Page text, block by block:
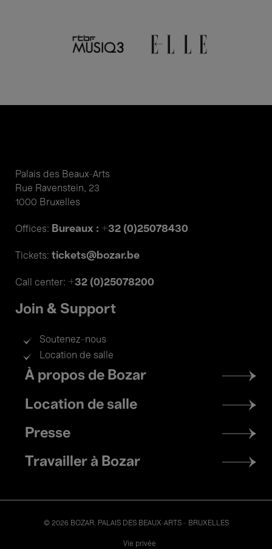
Palais des Beaux-Arts
Rue Ravenstein, 23
1000 Bruxelles
Offices: Bureaux : +32 (0)25078430
Tickets: tickets@bozar.be
Call center: +32 (0)25078200
Join & Support
Soutenez-nous
Location de salle
Footer
menu
À propos de Bozar
Location de salle
Presse
Travailler à Bozar
© 2026 BOZAR. PALAIS DES BEAUX-ARTS - BRUXELLES
Vie privée